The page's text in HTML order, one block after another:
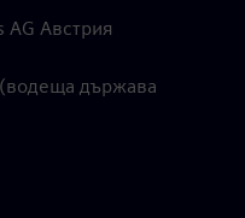
AG Австрия
държава